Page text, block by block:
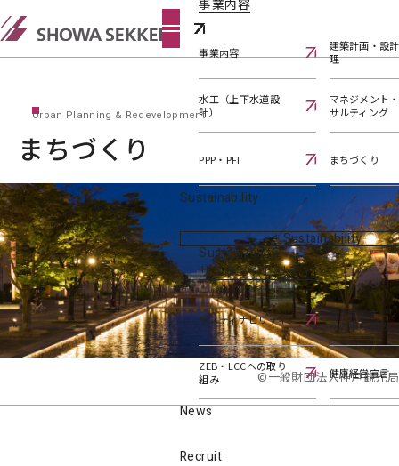
事業内容
事業内容
建築計画・設
理
水工（上下水道設
計）
マネジメント
サルティング
PPP・PFI まちづくり
Sustainability
Sustainability
Sustainability
サスティナビリティ
サスティナビリティ
サスティナビ
への取り組み
ZEB・LCCへの取り
組み
健康経営宣言
News
Recruit
Urban Planning & Redevelopment
まちづくり
©一般財団法人神戸観光局